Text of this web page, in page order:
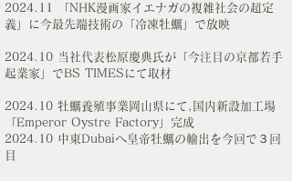
2024.11 「NHK漫画家イエナガの複雑社会の超定
義」に今最先端技術の「冷凍牡蠣」で放映
2024.10 当社代表松原慶典氏が「今注目の京都若手
起業家」でBS TIMESにて取材
2024.10 牡蠣養殖事業岡山県にて,国内新設加工場
「Emperor Oystre Factory」完成
2024.10 中東Dubaiへ皇帝牡蠣の輸出を今回で３回
目